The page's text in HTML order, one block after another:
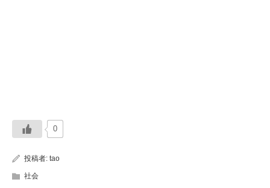
0
投稿者: tao
社会